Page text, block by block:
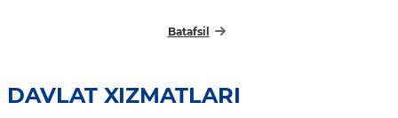
Batafsil
DAVLAT XIZMATLARI